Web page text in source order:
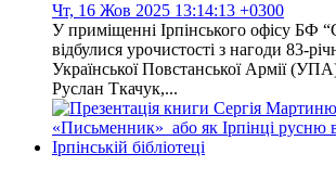
Чт, 16 Жов 2025 13:14:13 +0300
У приміщенні Ірпінського офісу БФ
відбулися урочистості з нагоди 83-
Української Повстанської Армії
Руслан Ткачук,...